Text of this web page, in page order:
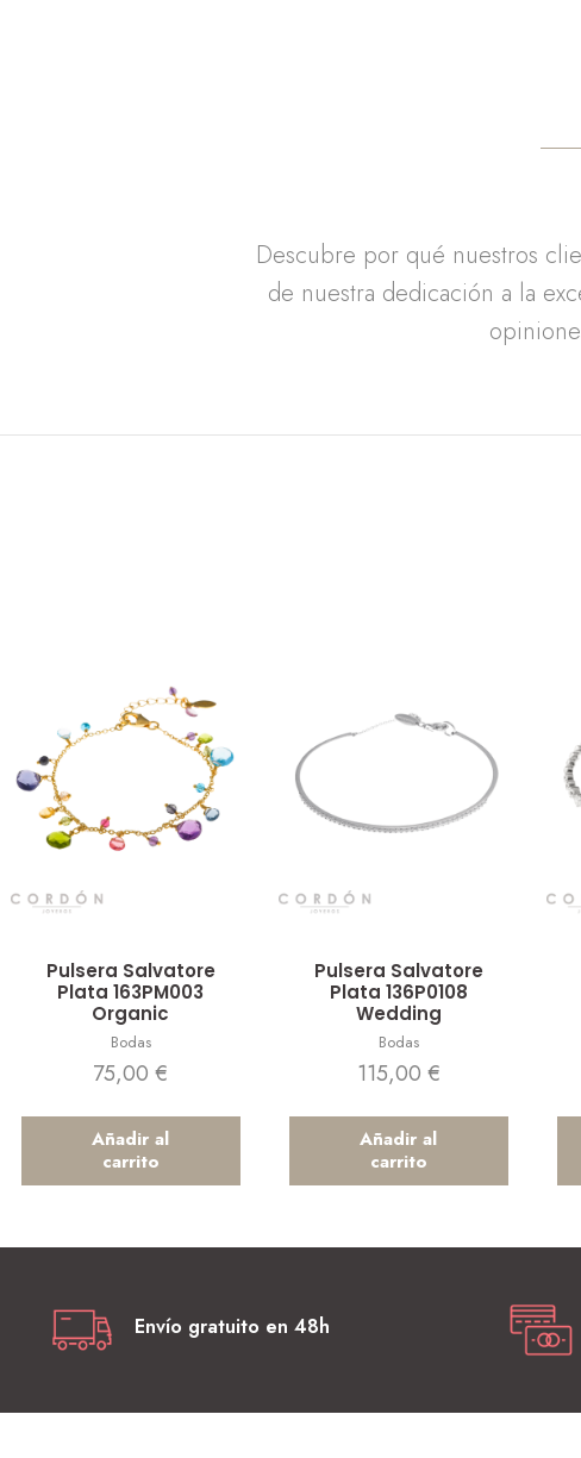
Descubre por qué nuestros
de nuestra dedicación a la
Pulsera Salvatore
Plata 163PM003
Organic
Bodas
75,00€
Añadir al
carrito
Pulsera Salvatore
Plata 136P0108
Wedding
Bodas
115,00 €
Añadir al
carrito
Envío gratuito en 48h